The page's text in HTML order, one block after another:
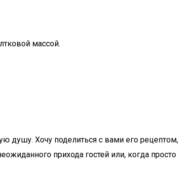
массой.
душу. Хочу поделиться с вами его рецептом,
прихода гостей или, когда просто